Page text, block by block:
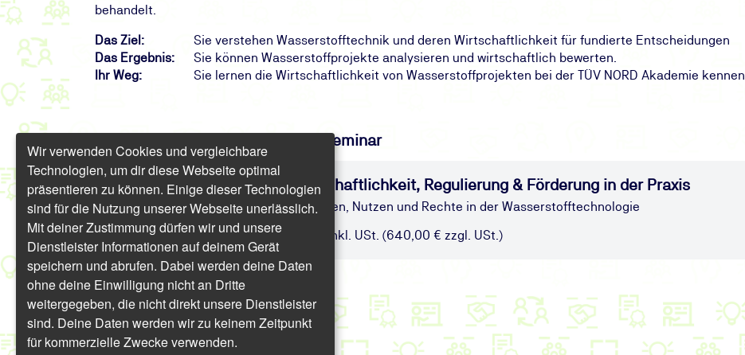
behandelt.
Das Ziel:
Sie verstehen Wasserstofftechnik und deren Wirtschaftlichkeit für fundierte Entscheidungen
Das Ergebnis:
Sie können Wasserstoffprojekte analysieren und wirtschaftlich bewerten.
Ihr Weg:
Sie lernen die Wirtschaftlichkeit von Wasserstoffprojekten bei der TÜV NORD Akademie kennen
Finden Sie freie Termine für das Seminar
Wasserstoff-Schulung: Wirtschaftlichkeit, Regulierung & Förderung in der Praxis
Überblick über die Grundlagen, Kosten, Nutzen und Rechte in der Wasserstofftechnologie
Präsenz/Online | 8 UE | ab 761,60 € inkl. USt. (640,00 € zzgl. USt.)
Wir verwenden Cookies und vergleichbare
Technologien, um dir diese Webseite optimal
präsentieren zu können. Einige dieser Technologien
sind für die Nutzung unserer Webseite unerlässlich.
Mit deiner Zustimmung dürfen wir und unsere
Dienstleister Informationen auf deinem Gerät
speichern und abrufen. Dabei werden deine Daten
ohne deine Einwilligung nicht an Dritte
weitergegeben, die nicht direkt unsere Dienstleister
sind. Deine Daten werden wir zu keinem Zeitpunkt
für kommerzielle Zwecke verwenden.